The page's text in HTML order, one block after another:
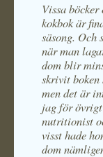
Vissa
kokbok är
säsong. Och
när man
dom blir
skrivit
men det är
jag för
nutritionist
visst hade
dom